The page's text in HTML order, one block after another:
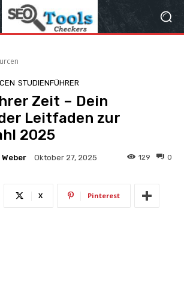
STUDIENFÜHRER
Zeit – Dein
Leitfaden zur
2025
Oktober 27, 2025 0
129
X Pinterest